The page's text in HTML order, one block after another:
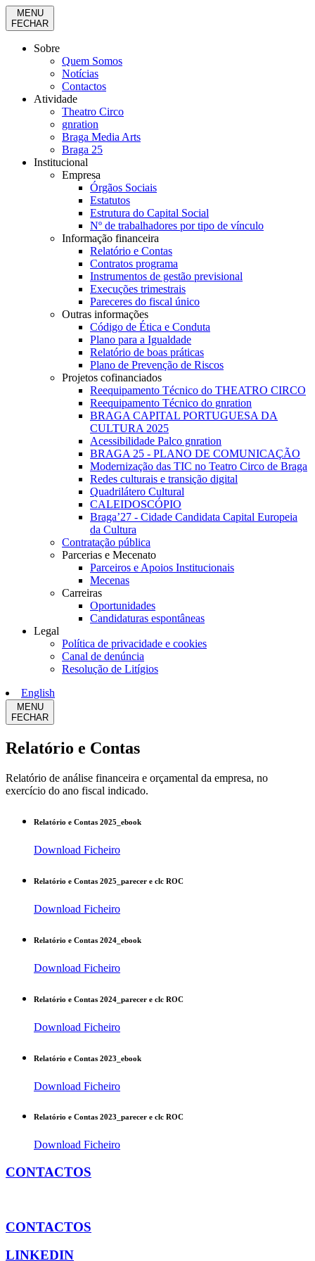
MENU
FECHAR
Sobre
Quem Somos
Notícias
Contactos
Atividade
Theatro Circo
gnration
Braga Media Arts
Braga 25
Institucional
Empresa
Órgãos Sociais
Estatutos
Estrutura do Capital Social
Nº de trabalhadores por tipo de vínculo
Informação financeira
Relatório e Contas
Contratos programa
Instrumentos de gestão previsional
Execuções trimestrais
Pareceres do fiscal único
Outras informações
Código de Ética e Conduta
Plano para a Igualdade
Relatório de boas práticas
Plano de Prevenção de Riscos
Projetos cofinanciados
Reequipamento Técnico do THEATRO CIRCO
Reequipamento Técnico do gnration
BRAGA CAPITAL PORTUGUESA DA
CULTURA 2025
Acessibilidade Palco gnration
BRAGA 25 - PLANO DE COMUNICAÇÃO
Modernização das TIC no Teatro Circo de Braga
Redes culturais e transição digital
Quadrilátero Cultural
CALEIDOSCÓPIO
Braga’27 - Cidade Candidata Capital Europeia
da Cultura
Contratação pública
Parcerias e Mecenato
Parceiros e Apoios Institucionais
Mecenas
Carreiras
Oportunidades
Candidaturas espontâneas
Legal
Política de privacidade e cookies
Canal de denúncia
Resolução de Litígios
English
MENU
FECHAR
Relatório e Contas
Relatório de análise financeira e orçamental da empresa, no
exercício do ano fiscal indicado.
Relatório e Contas 2025_ebook
Download Ficheiro
Relatório e Contas 2025_parecer e clc ROC
Download Ficheiro
Relatório e Contas 2024_ebook
Download Ficheiro
Relatório e Contas 2024_parecer e clc ROC
Download Ficheiro
Relatório e Contas 2023_ebook
Download Ficheiro
Relatório e Contas 2023_parecer e clc ROC
Download Ficheiro
CONTACTOS
CONTACTOS
LINKEDIN